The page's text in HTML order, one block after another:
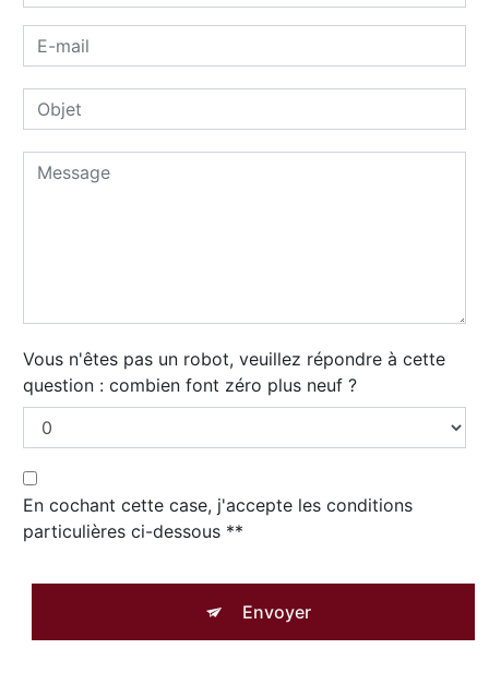
Vous n'êtes pas un robot, veuillez répondre à cette
question : combien font zéro plus neuf ?
En cochant cette case, j'accepte les conditions
particulières ci-dessous **
Envoyer